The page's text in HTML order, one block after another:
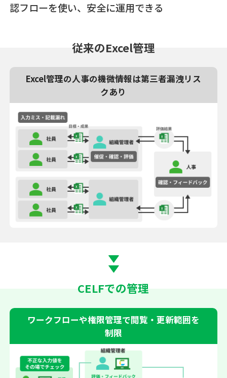
認フローを使い、安全に運用できる
Excel管理の人事の機微情報は第三者漏洩リス
クあり
従来のExcel管理
ワークフローや権限管理で閲覧・更新範囲を
制限
CELFでの管理